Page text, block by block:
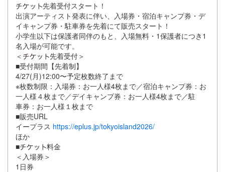
先着受付スタート！
出演アーティスト発表に伴い、⼊場券・宿泊キャンプ券・デ
イキャンプ券・駐⾞券を先着にて販売スタート！
⼩学⽣以下は保護者同伴のもと、⼊場無料・1保護者につき1
名⼊場が可能です。
＜
先着受付＞
■受付期間【先着制】
4/27(⽉)12:00〜予定枚数終了まで
※枚数制限：⼊場券：お⼀⼈様4枚まで／宿泊キャンプ券：お
⼀⼈様４枚まで／デイキャンプ券：お⼀⼈様4枚まで／駐
⾞券：お⼀⼈様１枚まで
■販売URL
イープラス https://eplus.jp/tokyoisland2026/
ほか
■
料⾦
＜⼊場券＞
1⽇券